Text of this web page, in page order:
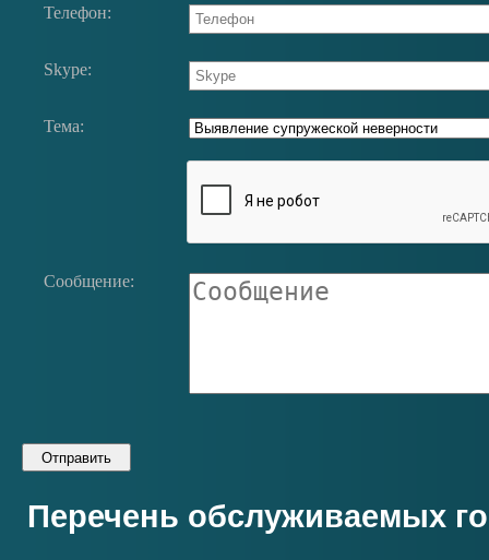
Телефон:
Skype:
Тема:
Сообщение:
Перечень обслуживаемых